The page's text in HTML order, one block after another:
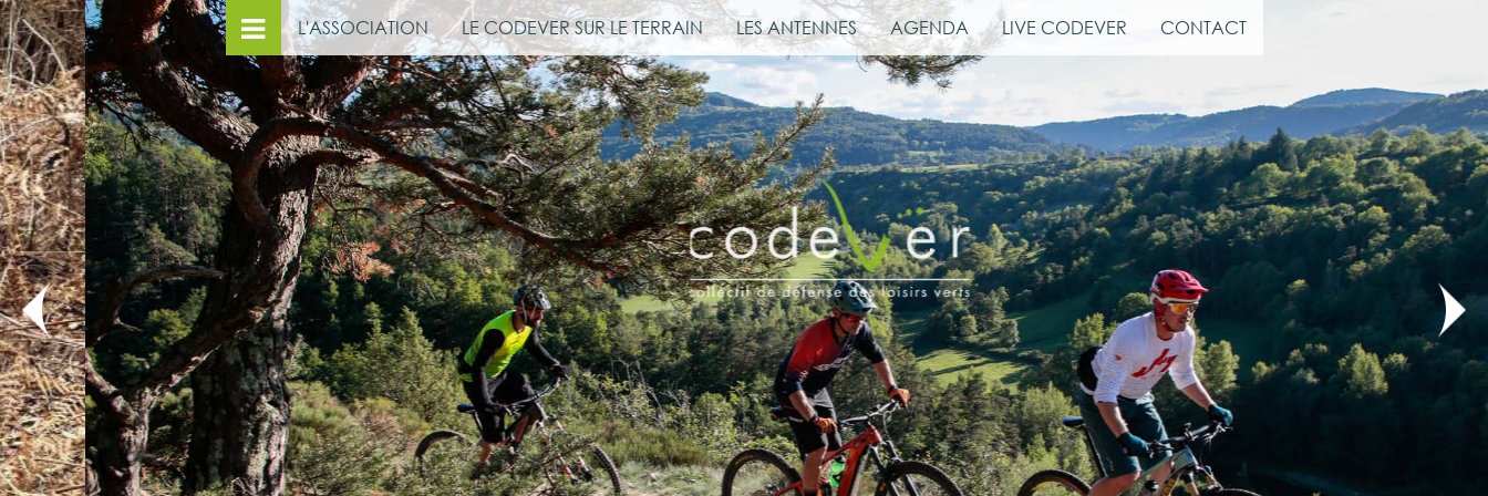
L'ASSOCIATION LE CODEVER SUR LE TERRAIN LES ANTENNES AGENDA LIVE CODEVER CONTACT